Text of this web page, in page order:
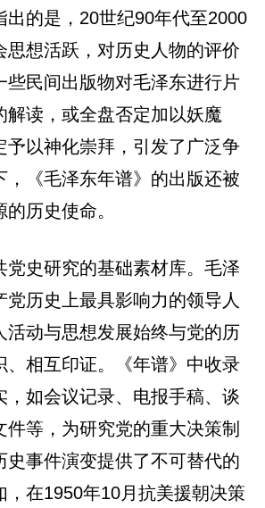
出的是，20世纪90年代至2000
思想活跃，对历史人物的评价
些民间出版物对毛泽东进行片
解读，或全盘否定加以妖魔
予以神化崇拜，引发了广泛争
，《毛泽东年谱》的出版还被
历史使命。
党史研究的基础素材库。毛泽
党历史上最具影响力的领导人
活动与思想发展始终与党的历
、相互印证。《年谱》中收录
，如会议记录、电报手稿、谈
件等，为研究党的重大决策制
史事件演变提供了不可替代的
，在1950年10月抗美援朝决策